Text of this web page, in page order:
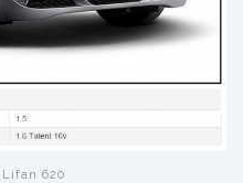
620